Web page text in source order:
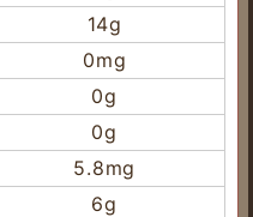
14g
0mg
0g
0g
5.8mg
6g